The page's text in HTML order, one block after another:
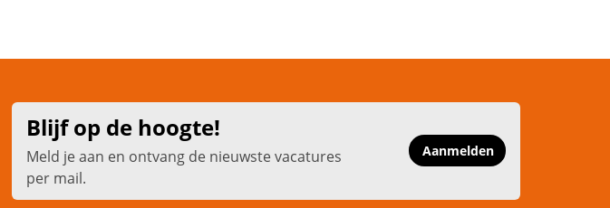
Blijf op de hoogte!
Meld je aan en ontvang de nieuwste vacatures
per mail.
Aanmelden